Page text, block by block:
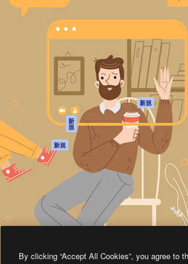
Spaces
AI アシスタント
AI 動画生成ツール
AI 音声合成ツール
ストックコンテン
Claude/ChatGPT
向けMCP
新
規
エージェント 新規
API
モバイルアプリ
すべてのMagnificツ
Academy
利用規約
プライバシーポリ
シー
オリジナル 新規
クッキーポリシー
トラストセンター
アフィリエイト
法人向け
By clicking “Accept All Cookies”, you agree to